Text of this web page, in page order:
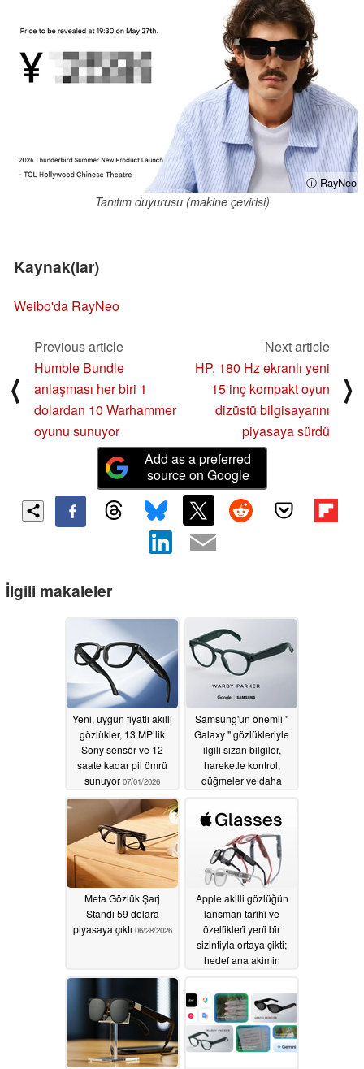
ⓘ RayNeo
Tanıtım duyurusu (makine çevirisi)
Kaynak(lar)
Weibo'da RayNeo
⟨
Previous article
Humble Bundle
anlaşması her biri 1
dolardan 10 Warhammer
oyunu sunuyor
Next article
HP, 180 Hz ekranlı yeni
15 inç kompakt oyun
dizüstü bilgisayarını
piyasaya sürdü
⟩
Add as a preferred
source on Google
İlgili makaleler
Yeni, uygun fiyatlı akıllı
gözlükler, 13 MP’lik
Sony sensör ve 12
saate kadar pil ömrü
sunuyor 07/01/2026
Samsung'un önemli "
Galaxy " gözlükleriyle
ilgili sızan bilgiler,
hareketle kontrol,
düğmeler ve daha
koyuyor
Meta Gözlük Şarj
Standı 59 dolara
piyasaya çıktı 06/28/2026
Apple akilli gözlüğün
lansman tari̇hi̇ ve
özelli̇kleri̇ yeni̇ bi̇r
sizintiyla ortaya çikti;
hedef ana akimin
06/01/2026